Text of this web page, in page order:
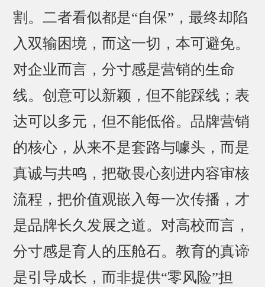
割。二者看似都是“自保”，最终却陷
入双输困境，而这一切，本可避免。
对企业而言，分寸感是营销的生命
线。创意可以新颖，但不能踩线；表
达可以多元，但不能低俗。品牌营销
的核心，从来不是套路与噱头，而是
真诚与共鸣，把敬畏心刻进内容审核
流程，把价值观嵌入每一次传播，才
是品牌长久发展之道。对高校而言，
分寸感是育人的压舱石。教育的真谛
是引导成长，而非提供“零风险”担